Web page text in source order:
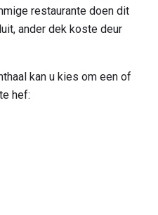
restaurante doen dit
ander dek koste deur
kan u kies om een ​​of
hef: